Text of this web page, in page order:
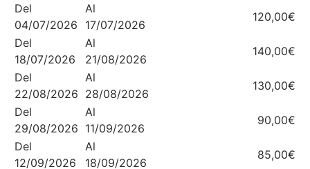
Del
04/07/2026
Al
17/07/2026
120,00€
Del
18/07/2026
Al
21/08/2026
140,00€
Del
22/08/2026
Al
28/08/2026
130,00€
Del
29/08/2026
Al
11/09/2026
90,00€
Del
12/09/2026
Al
18/09/2026
85,00€